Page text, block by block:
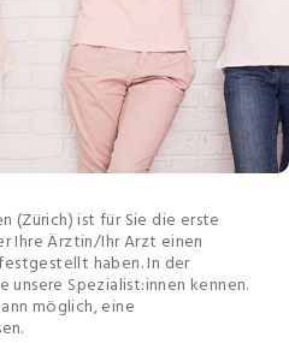
(Zürich) ist für Sie die erste
Ihre Ärztin/Ihr Arzt einen
haben. In der
unsere Spezialist:innen kennen.
möglich, eine